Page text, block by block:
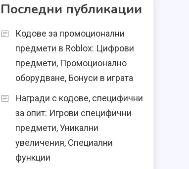
Последни публикации
Кодове за промоционални
предмети в Roblox: Цифрови
предмети, Промоционално
оборудване, Бонуси в играта
Награди с кодове, специфични
за опит: Игрови специфични
предмети, Уникални
увеличения, Специални
функции